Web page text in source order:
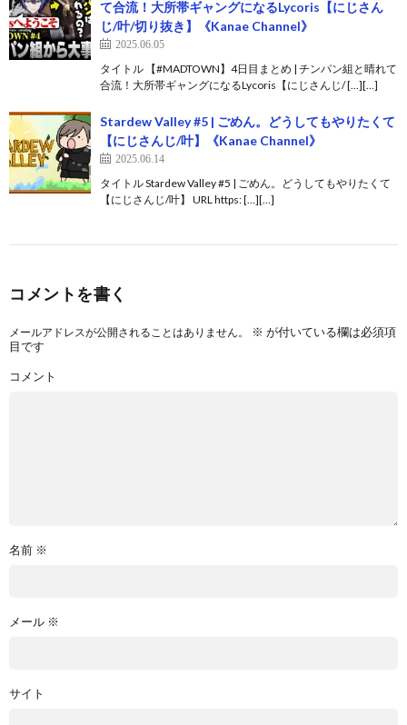
て合流！大所帯ギャングになるLycoris【にじさん
じ/叶/切り抜き】《Kanae Channel》
2025.06.05
タイトル 【#MADTOWN】4日目まとめ | チンパン組と晴れて
合流！大所帯ギャングになるLycoris【にじさんじ/ […][…]
Stardew Valley #5 | ごめん。どうしてもやりたくて
【にじさんじ/叶】《Kanae Channel》
2025.06.14
タイトル Stardew Valley #5 | ごめん。どうしてもやりたくて
【にじさんじ/叶】 URL https: […][…]
コメントを書く
メールアドレスが公開されることはありません。 ※ が付いている欄は必須項
目です
コメント
名前 ※
メール ※
サイト